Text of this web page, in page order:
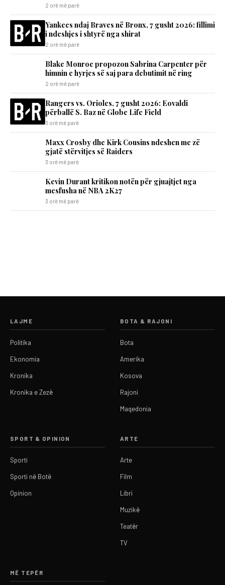
2 orë më parë
Yankees ndaj Braves në Bronx, 7 gusht 2026: fillimi
i ndeshjes i shtyrë nga shirat
2 orë më parë
Blake Monroe propozon Sabrina Carpenter për
himnin e hyrjes së saj para debutimit në ring
2 orë më parë
Rangers vs. Orioles, 7 gusht 2026: Eovaldi
përballë S. Baz në Globe Life Field
3 orë më parë
Maxx Crosby dhe Kirk Cousins ndeshen me zë
gjatë stërvitjes së Raiders
3 orë më parë
Kevin Durant kritikon notën për gjuajtjet nga
mesfusha në NBA 2K27
3 orë më parë
LAJME
Politika
Ekonomia
Kronika
Kronika e Zezë
BOTA & RAJONI
Bota
Amerika
Kosova
Rajoni
Maqedonia
SPORT & OPINION
Sporti
Sporti në Botë
Opinion
ARTE
Arte
Film
Libri
Muzikë
Teatër
TV
MË TEPËR